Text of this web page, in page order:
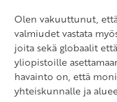
Olen vakuuttunut,
valmiudet vastata
joita sekä globaalit
yliopistoille
havainto on, että
yhteiskunnalle ja